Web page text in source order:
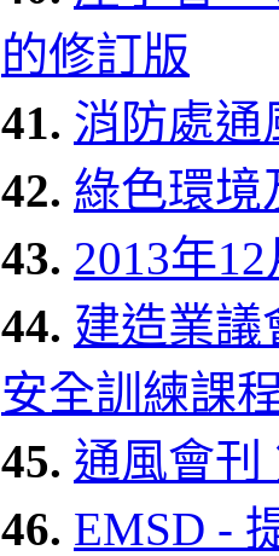
的修訂版
41. 消防處通
42. 綠色環境
43. 2013年
44. 建造業議
安全訓練課
45. 通風會刊
46. EMSD -